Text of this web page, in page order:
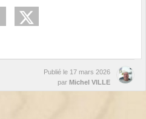
Publié le 17 mars 2026
par Michel VILLE